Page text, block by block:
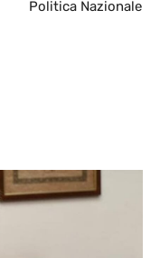
Politica Nazionale